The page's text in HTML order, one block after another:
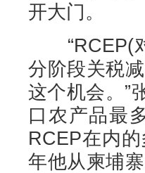
开大门。
“RCEP(对
分阶段关税
这个机会。”
口农产品最
RCEP在内
年他从柬埔